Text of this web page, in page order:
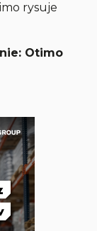
rysuje
Otimo